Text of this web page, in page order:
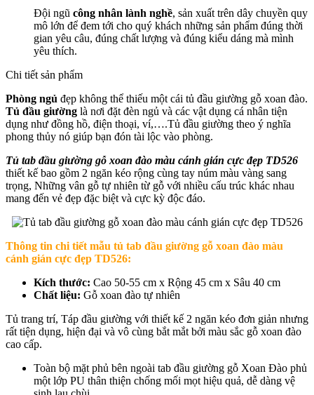
Đội ngũ công nhân lành nghề, sản xuất trên dây chuyền quy
mô lớn để đem tới cho quý khách những sản phẩm đúng thời
gian yêu câu, đúng chất lượng và đúng kiểu dáng mà mình
yêu thích.
Chi tiết sản phẩm
Phòng ngủ đẹp không thể thiếu một cái tủ đầu giường gỗ xoan đào.
Tủ đầu giường là nơi đặt đèn ngủ và các vật dụng cá nhân tiện
dụng như đồng hồ, điện thoại, ví,….Tủ đầu giường theo ý nghĩa
phong thủy nó giúp bạn đón tài lộc vào phòng.
Tủ tab đầu giường gỗ xoan đào màu cánh gián cực đẹp TD526
thiết kế bao gồm 2 ngăn kéo rộng cùng tay núm màu vàng sang
trọng, Những vân gỗ tự nhiên từ gỗ với nhiều cấu trúc khác nhau
mang đến vẻ đẹp đặc biệt và cực kỳ độc đáo.
Thông tin chi tiết mẫu tủ tab đầu giường gỗ xoan đào màu
cánh gián cực đẹp TD526:
Kích thước: Cao 50-55 cm x Rộng 45 cm x Sâu 40 cm
Chất liệu: Gỗ xoan đào tự nhiên
Tủ trang trí, Táp đầu giường với thiết kế 2 ngăn kéo đơn giản nhưng
rất tiện dụng, hiện đại và vô cùng bắt mắt bởi màu sắc gỗ xoan đào
cao cấp.
Toàn bộ mặt phủ bên ngoài tab đầu giường gỗ Xoan Đào phủ
một lớp PU thân thiện chống mối mọt hiệu quả, dễ dàng vệ